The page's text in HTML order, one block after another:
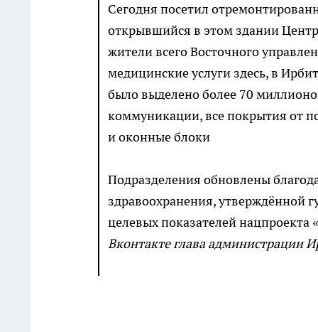
Сегодня посетил
открывшийся в этом здании
жители всего Восточного
медицинские услуги здесь, в
было выделено более 70
коммуникации, все покрытия от
и оконные блоки
Подразделения обновлены
здравоохранения, утверждённой
целевых показателей нацпроекта
Вконтакте глава администрации